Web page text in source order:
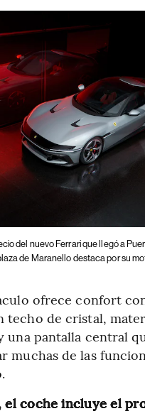
del nuevo Ferrari que llegó a
de Maranello destaca por su
ofrece confort
techo de cristal,
una pantalla central
muchas de las
el coche incluye el